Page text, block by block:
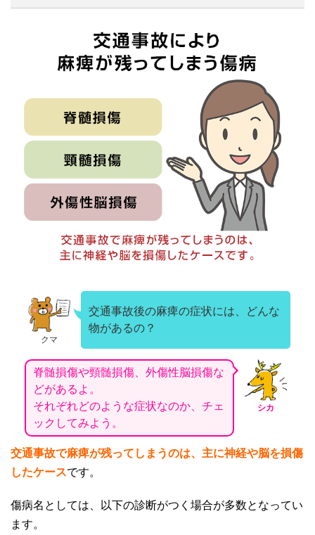
クマ
交通事故後の麻痺の症状には、どんな
物があるの？
シカ
脊髄損傷や頸髄損傷、外傷性脳損傷な
どがあるよ。
それぞれどのような症状なのか、チェ
ックしてみよう。
交通事故で麻痺が残ってしまうのは、主に神経や脳を損傷
したケースです。
傷病名としては、以下の診断がつく場合が多数となってい
ます。